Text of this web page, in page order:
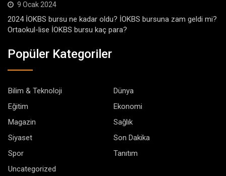
9 Ocak 2024
2024 İOKBS bursu ne kadar oldu? İOKBS bursuna zam geldi mi?
Ortaokul-lise İOKBS bursu kaç para?
Popüler Kategoriler
Bilim & Teknoloji
Dünya
Eğitim
Ekonomi
Magazin
Sağlık
Siyaset
Son Dakika
Spor
Tanıtım
Uncategorized